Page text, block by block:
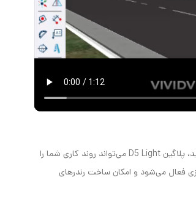
اگر می‌خواهید سریع‌تر و حرفه‌ای‌تر رندرهای معماری تولید کنید، پلاگین D5 Light می‌تواند روند کاری شما را
فعال می‌شود و امکان ساخت رندرهای